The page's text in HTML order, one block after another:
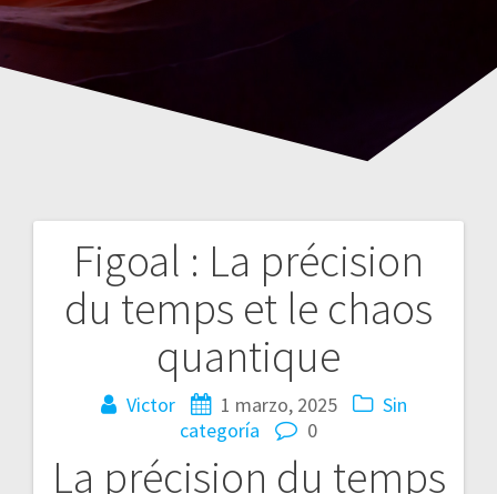
Figoal : La précision
du temps et le chaos
quantique
Victor 1 marzo, 2025
Sin
categoría
0
La précision du temps
Navegación
de
entradas